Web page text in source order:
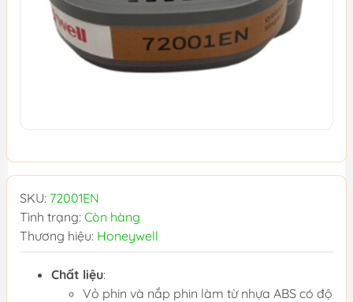
SKU: 72001EN
Tình trạng: Còn hàng
Thương hiệu: Honeywell
Chất liệu:
Vỏ phin và nắp phin làm từ nhựa ABS có độ